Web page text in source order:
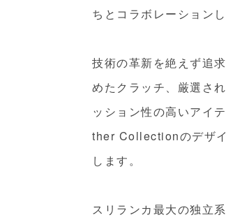
ちとコラボレーション
技術の革新を絶えず追
めたクラッチ、厳選さ
ッション性の高いアイ
ther Collectionのデザ
します。
スリランカ最大の独立